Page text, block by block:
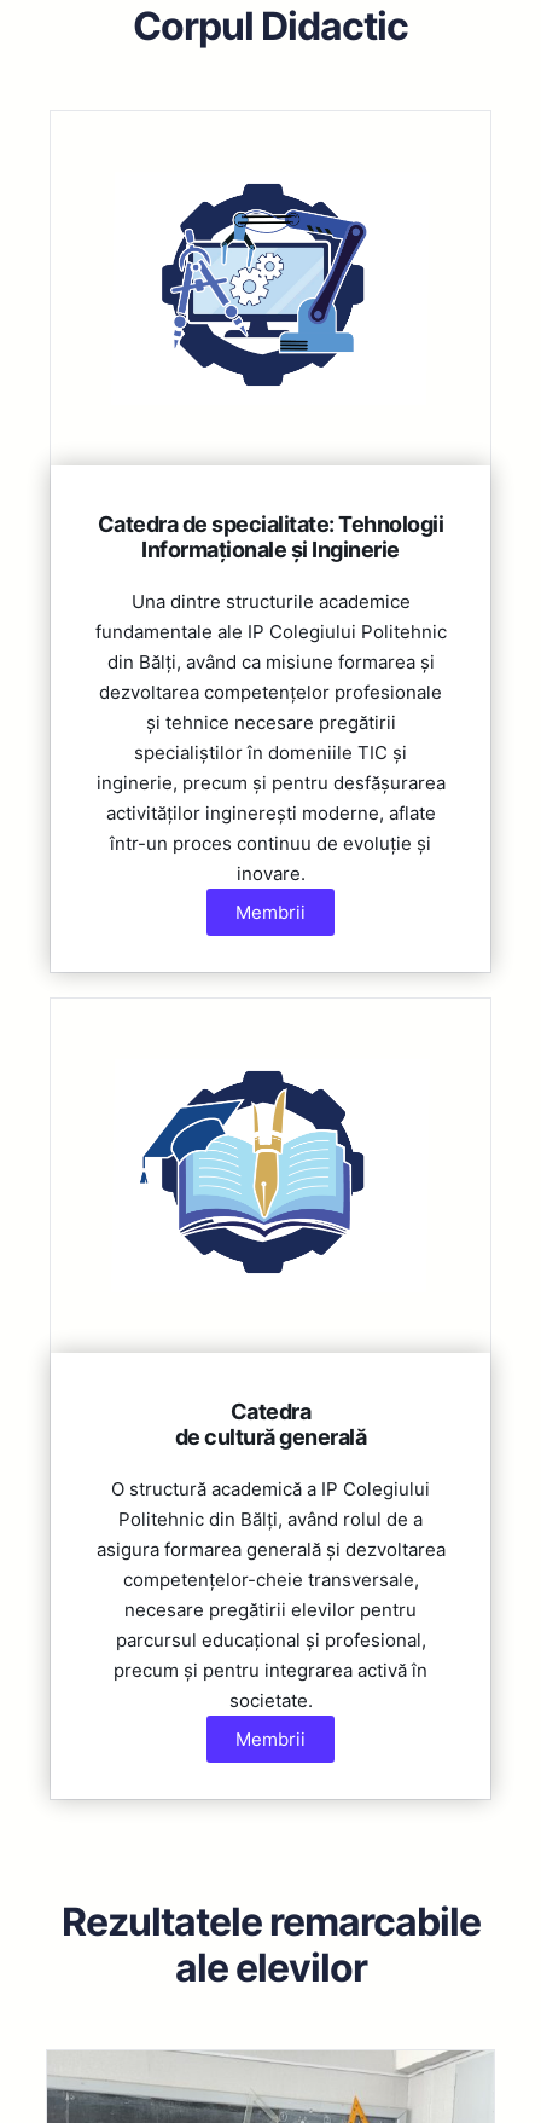
Corpul Didactic
Catedra de specialitate: Tehnologii
Informaționale și Inginerie
Una dintre structurile academice
fundamentale ale IP Colegiului Politehnic
din Bălți, având ca misiune formarea și
dezvoltarea competențelor profesionale
și tehnice necesare pregătirii
specialiștilor în domeniile TIC și
inginerie, precum și pentru desfășurarea
activităților inginerești moderne, aflate
într-un proces continuu de evoluție și
inovare.​
Membrii
Catedra
de cultură generală
O structură academică a IP Colegiului
Politehnic din Bălți, având rolul de a
asigura formarea generală și dezvoltarea
competențelor-cheie transversale,
necesare pregătirii elevilor pentru
parcursul educațional și profesional,
precum și pentru integrarea activă în
societate.​
Membrii
Rezultatele remarcabile
ale elevilor